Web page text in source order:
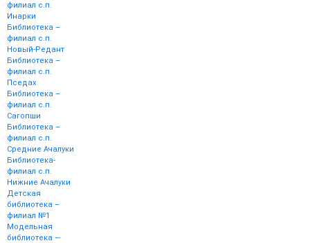
филиал с.п.
Инарки
Библиотека –
филиал с.п.
Новый-Редант
Библиотека –
филиал с.п.
Пседах
Библиотека –
филиал с.п.
Сагопши
Библиотека –
филиал с.п.
Средние Ачалуки
Библиотека-
филиал с.п.
Нижние Ачалуки
Детская
библиотека –
филиал №1
Модельная
библиотека —